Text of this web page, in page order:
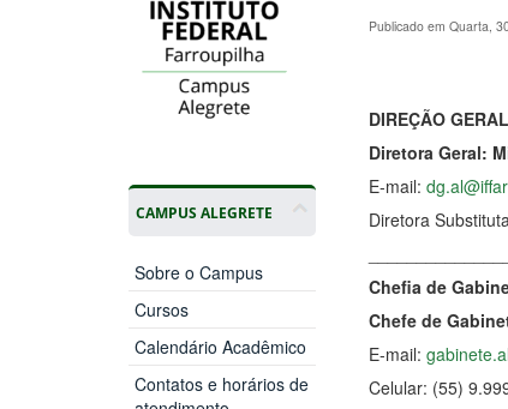
CAMPUS ALEGRETE
Sobre o Campus
Cursos
Calendário Acadêmico
Contatos e horários de
Publicado em Quarta,
DIREÇÃO GERAL
Diretora Geral:
E-mail:
Diretora
Chefia de
Chefe de
E-mail:
Celular: (55)